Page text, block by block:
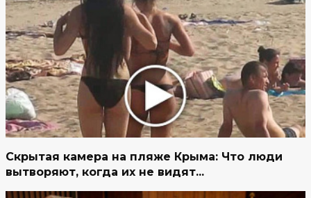
Скрытая камера на пляже Крыма: Что люди
вытворяют, когда их не видят...